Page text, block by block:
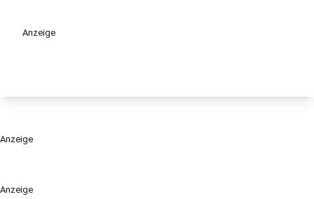
Anzeige
Anzeige
Anzeige